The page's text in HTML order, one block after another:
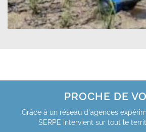
PROCHE DE
Grâce à un réseau d'agences
SERPE intervient sur tout le